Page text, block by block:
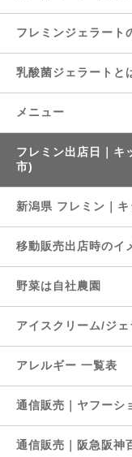
フレミンジェラート
乳酸菌ジェラートと
メニュー
フレミン出店日｜キ
市)
新潟県 フレミン｜
移動販売出店時のイ
野菜は自社農園
アイスクリーム/ジ
アレルギー 一覧表
通信販売｜ヤフーシ
通信販売｜阪急阪神